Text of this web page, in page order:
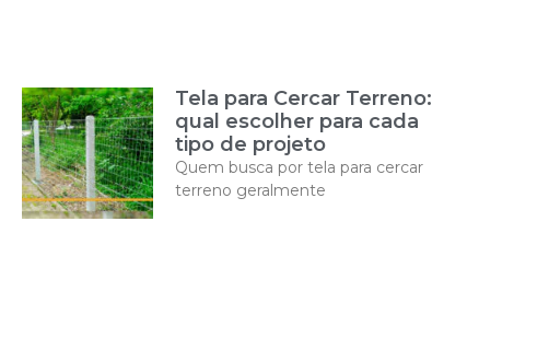
Tela para Cercar Terreno:
qual escolher para cada
tipo de projeto
Quem busca por tela para cercar
terreno geralmente